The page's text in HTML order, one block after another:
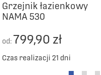
Grzejnik łazienkowy
NAMA 530
od:799,90 zł
Czas realizacji 21 dni